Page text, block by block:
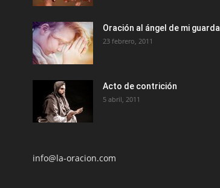
Oración al ángel de mi guarda
23 febrero, 2011
Acto de contrición
5 abril, 2011
info@la-oracion.com